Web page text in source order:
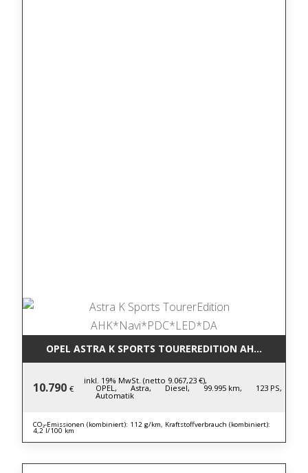
OPEL ASTRA K SPORTS TOUREREDITION
10.790 €
inkl. 19% MwSt. (netto 9.067,23 €),
OPEL, Astra, Diesel, 99.995 km, 123 PS,
Automatik
CO₂-Emissionen (kombiniert): 112 g/km, Kraftstoffverbrauch (kombiniert):
4,2 l/100 km